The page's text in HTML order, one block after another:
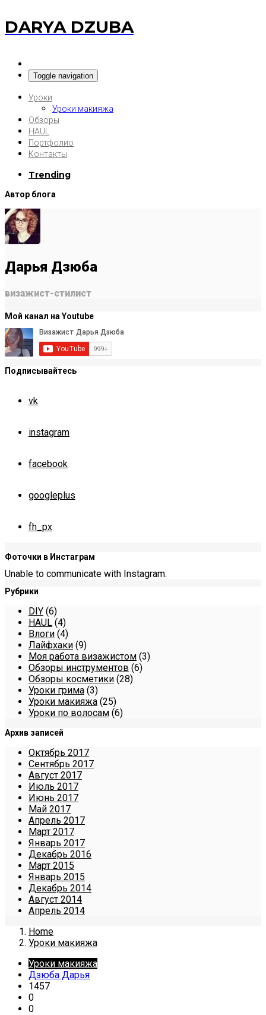
DARYA DZUBA
Toggle navigation
Уроки
Уроки макияжа
Обзоры
HAUL
Портфолио
Контакты
Trending
Автор блога
Дарья Дзюба
визажист-стилист
Мой канал на Youtube
Подписывайтесь
vk
instagram
facebook
googleplus
fh_px
Фоточки в Инстаграм
Unable to communicate with Instagram.
Рубрики
DIY (6)
HAUL (4)
Влоги (4)
Лайфхаки (9)
Моя работа визажистом (3)
Обзоры инструментов (6)
Обзоры косметики (28)
Уроки грима (3)
Уроки макияжа (25)
Уроки по волосам (6)
Архив записей
Октябрь 2017
Сентябрь 2017
Август 2017
Июль 2017
Июнь 2017
Май 2017
Апрель 2017
Март 2017
Январь 2017
Декабрь 2016
Март 2015
Январь 2015
Декабрь 2014
Август 2014
Апрель 2014
Home
Уроки макияжа
Уроки макияжа
Дзюба Дарья
1457
0
0